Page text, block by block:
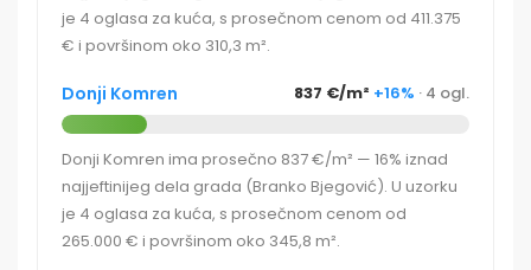
je 4 oglasa za kuća, s prosečnom cenom od 411.375
€ i površinom oko 310,3 m².
Donji Komren 837 €/m² +16% · 4 ogl.
Donji Komren ima prosečno 837 €/m² — 16% iznad
najjeftinijeg dela grada (Branko Bjegović). U uzorku
je 4 oglasa za kuća, s prosečnom cenom od
265.000 € i površinom oko 345,8 m².